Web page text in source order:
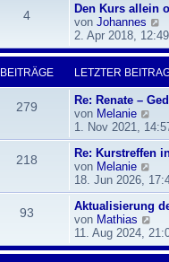
4
Den Kurs allein
von Johannes
e
u
e
s
t
e
B
e
i
r
a
g
2. Apr 2018, 12:49
BEITRÄGE LETZTER
279
Re: Renate –
von Melanie
e
u
e
t
e
r
e
i
1. Nov 2021,
218
Re: Kurstreffen
von Melanie
e
u
e
t
e
18. Jun 2026,
93
Aktualisierung
von Mathias
e
u
e
11. Aug 2024,